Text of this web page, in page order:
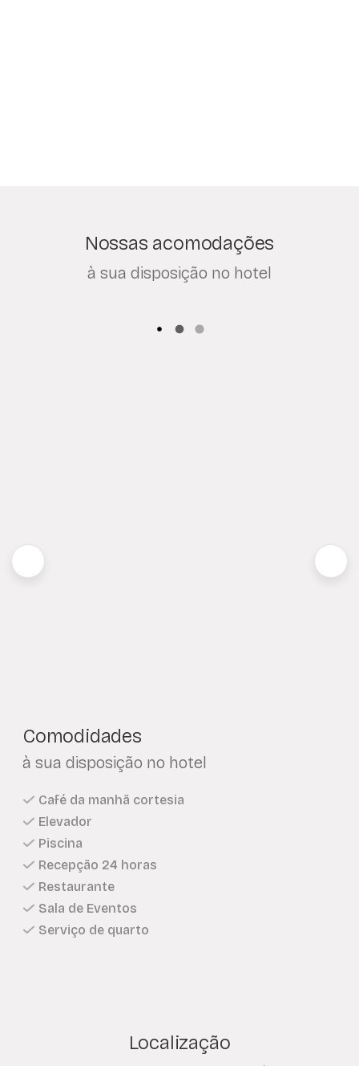
Nossas acomodações
à sua disposição no hotel
Comodidades
à sua disposição no hotel
Café da manhã cortesia
Elevador
Piscina
Recepção 24 horas
Restaurante
Sala de Eventos
Serviço de quarto
Localização